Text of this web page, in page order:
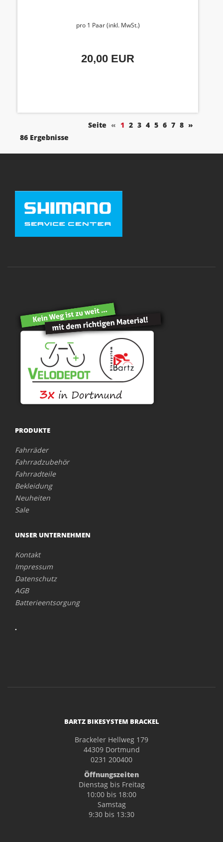
pro 1 Paar (inkl. MwSt.)
20,00 EUR
Seite « 1 2 3 4 5 6 7 8 »
86 Ergebnisse
PRODUKTE
Fahrräder
Fahrradzubehör
Fahrradteile
Bekleidung
Neuheiten
Sale
UNSER UNTERNEHMEN
Kontakt
Impressum
Datenschutz
AGB
Batterieentsorgung
.
BARTZ BIKESYSTEM BRACKEL
Brackeler Hellweg 179
44309 Dortmund
0231 200400
Öffnungszeiten
Dienstag bis Freitag
10:00 bis 18:00
Samstag
9:30 bis 13:30